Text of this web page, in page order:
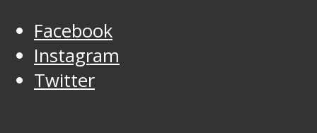
Facebook
Instagram
Twitter